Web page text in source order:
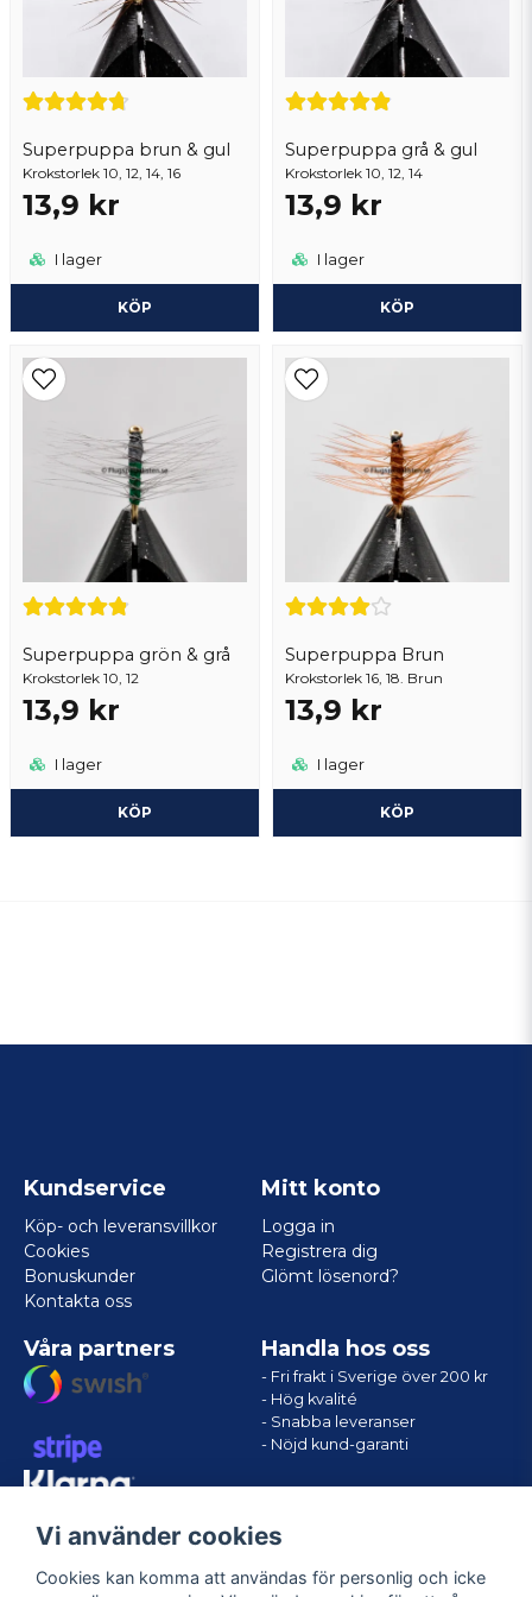
Superpuppa brun & gul
Krokstorlek 10, 12, 14, 16
13,9 kr
I lager
KÖP
Superpuppa grå & gul
Krokstorlek 10, 12, 14
13,9 kr
I lager
KÖP
Superpuppa grön & grå
Krokstorlek 10, 12
13,9 kr
I lager
KÖP
Superpuppa Brun
Krokstorlek 16, 18. Brun
13,9 kr
I lager
KÖP
Skicka fråga
Kundservice
Köp- och leveransvillkor
Cookies
Bonuskunder
Kontakta oss
Mitt konto
Logga in
Registrera dig
Glömt lösenord?
Våra partners Handla hos oss
- Fri frakt i Sverige över 200 kr
- Hög kvalité
- Snabba leveranser
- Nöjd kund-garanti
Vi använder cookies
Cookies kan komma att användas för personlig och icke